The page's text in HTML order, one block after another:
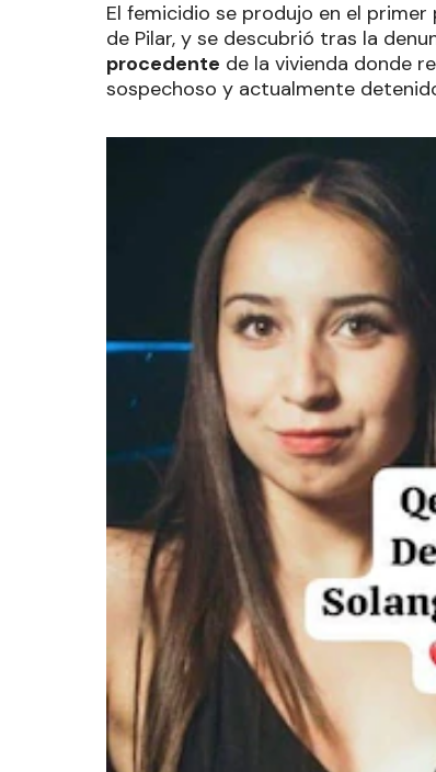
El femicidio se produjo en el
de Pilar, y se descubrió tras la
procedente de la vivienda donde
sospechoso y actualmente